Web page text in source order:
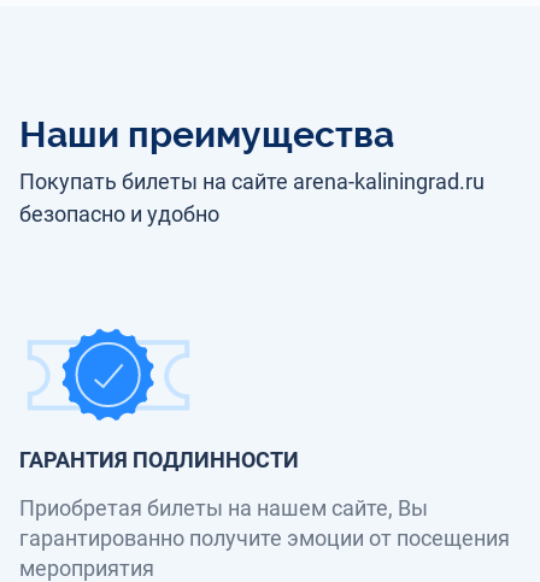
Наши преимущества
Покупать билеты на сайте arena-kaliningrad.ru
безопасно и удобно
ГАРАНТИЯ ПОДЛИННОСТИ
Приобретая билеты на нашем сайте, Вы
гарантированно получите эмоции от посещения
мероприятия